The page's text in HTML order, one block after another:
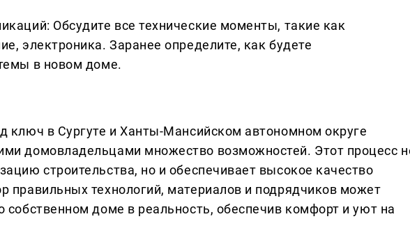
Обсудите все технические моменты, такие как
электроника. Заранее определите, как будете
в новом доме.
ключ в Сургуте и Ханты-Мансийском автономном округе
домовладельцами множество возможностей. Этот процесс
строительства, но и обеспечивает высокое качество
правильных технологий, материалов и подрядчиков может
собственном доме в реальность, обеспечив комфорт и уют на